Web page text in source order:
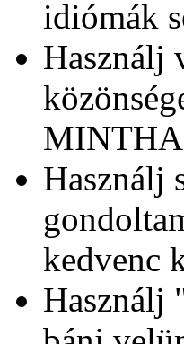
idiómák
Használj
Használj
kedvenc
Használj